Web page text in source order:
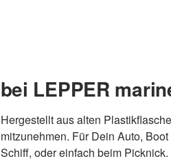
bei LEPPER
Hergestellt aus alten
mitzunehmen. Für Dein Auto,
Schiff, oder einfach beim Picknick.